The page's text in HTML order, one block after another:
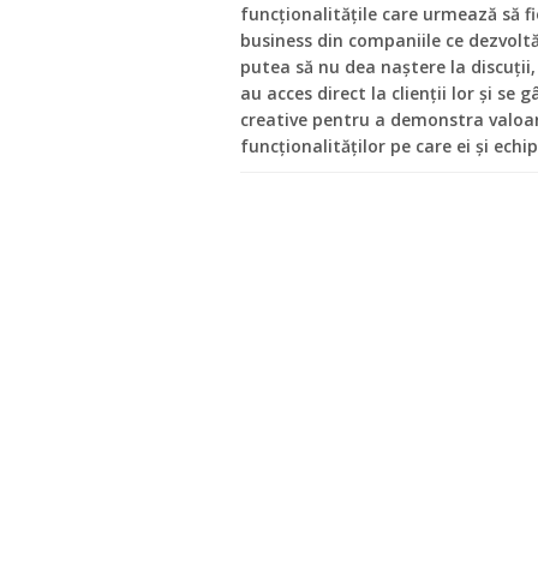
funcționalitățile care urmează să
business din companiile ce
putea să nu dea naștere la
au acces direct la clienții lor și se
creative pentru a demonstra
funcționalităților pe care ei și